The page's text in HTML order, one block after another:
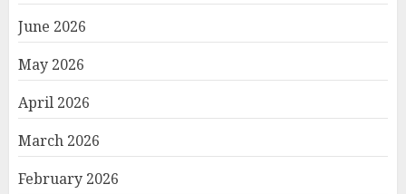
June 2026
May 2026
April 2026
March 2026
February 2026